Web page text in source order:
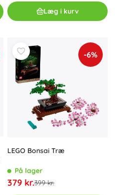
Læg i kurv
-6%
LEGO Bonsai Træ
På lager
379 kr.399 kr.